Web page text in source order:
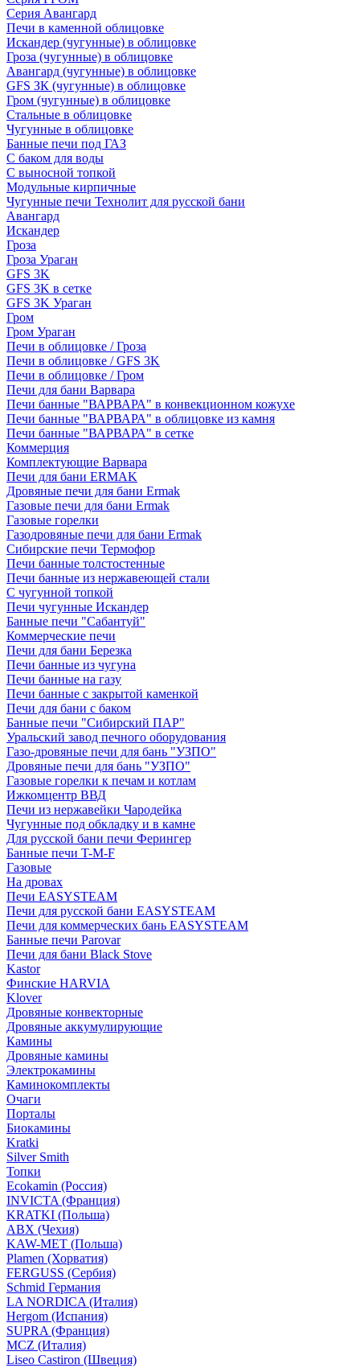
Серия Авангард
Печи в каменной облицовке
Искандер (чугунные) в облицовке
Гроза (чугунные) в облицовке
Авангард (чугунные) в облицовке
GFS ЗК (чугунные) в облицовке
Гром (чугунные) в облицовке
Стальные в облицовке
Чугунные в облицовке
Банные печи под ГАЗ
С баком для воды
С выносной топкой
Модульные кирпичные
Чугунные печи Технолит для русской бани
Авангард
Искандер
Гроза
Гроза Ураган
GFS 3K
GFS 3K в сетке
GFS 3K Ураган
Гром
Гром Ураган
Печи в облицовке / Гроза
Печи в облицовке / GFS 3K
Печи в облицовке / Гром
Печи для бани Варвара
Печи банные "ВАРВАРА" в конвекционном кожухе
Печи банные "ВАРВАРА" в облицовке из камня
Печи банные "ВАРВАРА" в сетке
Коммерция
Комплектующие Варвара
Печи для бани ERMAK
Дровяные печи для бани Ermak
Газовые печи для бани Ermak
Газовые горелки
Газодровяные печи для бани Ermak
Сибирские печи Термофор
Печи банные толстостенные
Печи банные из нержавеющей стали
С чугунной топкой
Печи чугунные Искандер
Банные печи "Сабантуй"
Коммерческие печи
Печи для бани Березка
Печи банные из чугуна
Печи банные на газу
Печи банные с закрытой каменкой
Печи для бани с баком
Банные печи "Сибирский ПАР"
Уральский завод печного оборудования
Газо-дровяные печи для бань "УЗПО"
Дровяные печи для бань "УЗПО"
Газовые горелки к печам и котлам
Ижкомцентр ВВД
Печи из нержавейки Чародейка
Чугунные под обкладку и в камне
Для русской бани печи Ферингер
Банные печи T-M-F
Газовые
На дровах
Печи EASYSTEAM
Печи для русской бани EASYSTEAM
Печи для коммерческих бань EASYSTEAM
Банные печи Parovar
Печи для бани Black Stove
Kastor
Финские HARVIA
Klover
Дровяные конвекторные
Дровяные аккумулирующие
Камины
Дровяные камины
Электрокамины
Каминокомплекты
Очаги
Порталы
Биокамины
Kratki
Silver Smith
Топки
Ecokamin (Россия)
INVICTA (Франция)
KRATKI (Польша)
ABX (Чехия)
KAW-MET (Польша)
Plamen (Хорватия)
FERGUSS (Сербия)
Schmid Германия
LA NORDICA (Италия)
Hergom (Испания)
SUPRA (Франция)
MCZ (Италия)
Liseo Castiron (Швеция)